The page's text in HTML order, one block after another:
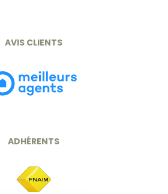
AVIS CLIENTS
ADHÉRENTS